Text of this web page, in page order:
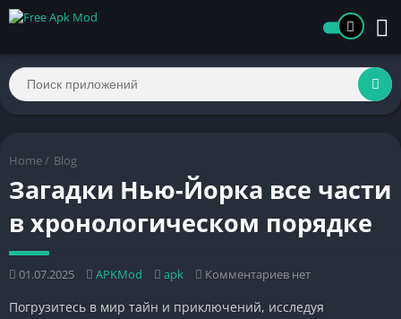
Home / Blog
Загадки Нью-Йорка все части
в хронологическом порядке
01.07.2025 APKMod apk Комментариев нет
Погрузитесь в мир тайн и приключений, исследуя